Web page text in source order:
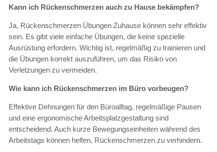
Kann ich Rückenschmerzen auch zu Hause bekämpfen?
Ja, Rückenschmerzen Übungen Zuhause können sehr effektiv
sein. Es gibt viele einfache Übungen, die keine spezielle
Ausrüstung erfordern. Wichtig ist, regelmäßig zu trainieren und
die Übungen korrekt auszuführen, um das Risiko von
Verletzungen zu vermeiden.
Wie kann ich Rückenschmerzen im Büro vorbeugen?
Effektive Dehnungen für den Büroalltag, regelmäßige Pausen
und eine ergonomische Arbeitsplatzgestaltung sind
entscheidend. Auch kurze Bewegungseinheiten während des
Arbeitstags können helfen, Rückenschmerzen zu verhindern.